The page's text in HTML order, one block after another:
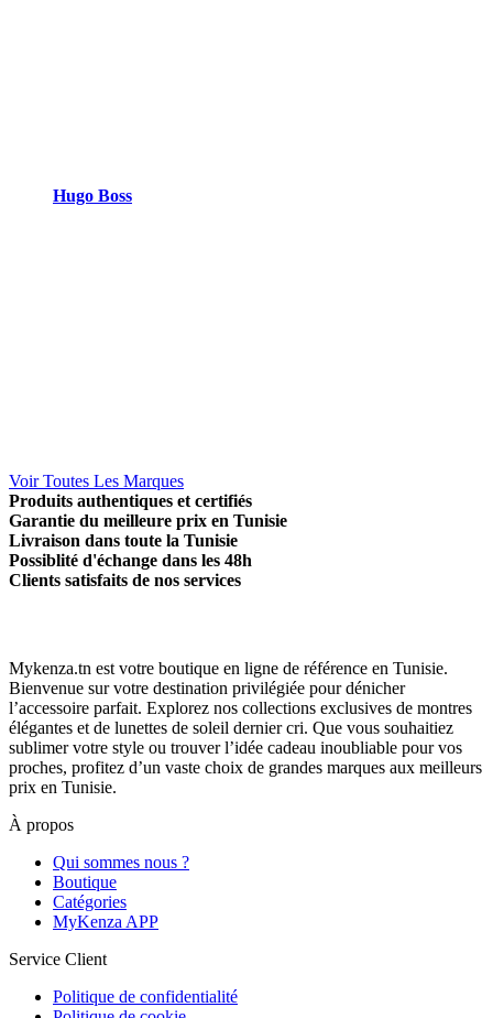
Hugo Boss
Voir Toutes Les Marques
Produits authentiques et certifiés
Garantie du meilleure prix en Tunisie
Livraison dans toute la Tunisie
Possiblité d'échange dans les 48h
Clients satisfaits de nos services
Mykenza.tn est votre boutique en ligne de référence en Tunisie.
Bienvenue sur votre destination privilégiée pour dénicher
l’accessoire parfait. Explorez nos collections exclusives de montres
élégantes et de lunettes de soleil dernier cri. Que vous souhaitiez
sublimer votre style ou trouver l’idée cadeau inoubliable pour vos
proches, profitez d’un vaste choix de grandes marques aux meilleurs
prix en Tunisie.
À propos
Qui sommes nous ?
Boutique
Catégories
MyKenza APP
Service Client
Politique de confidentialité